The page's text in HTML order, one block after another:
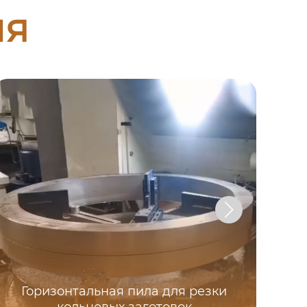
Горизонтальная пила для резки